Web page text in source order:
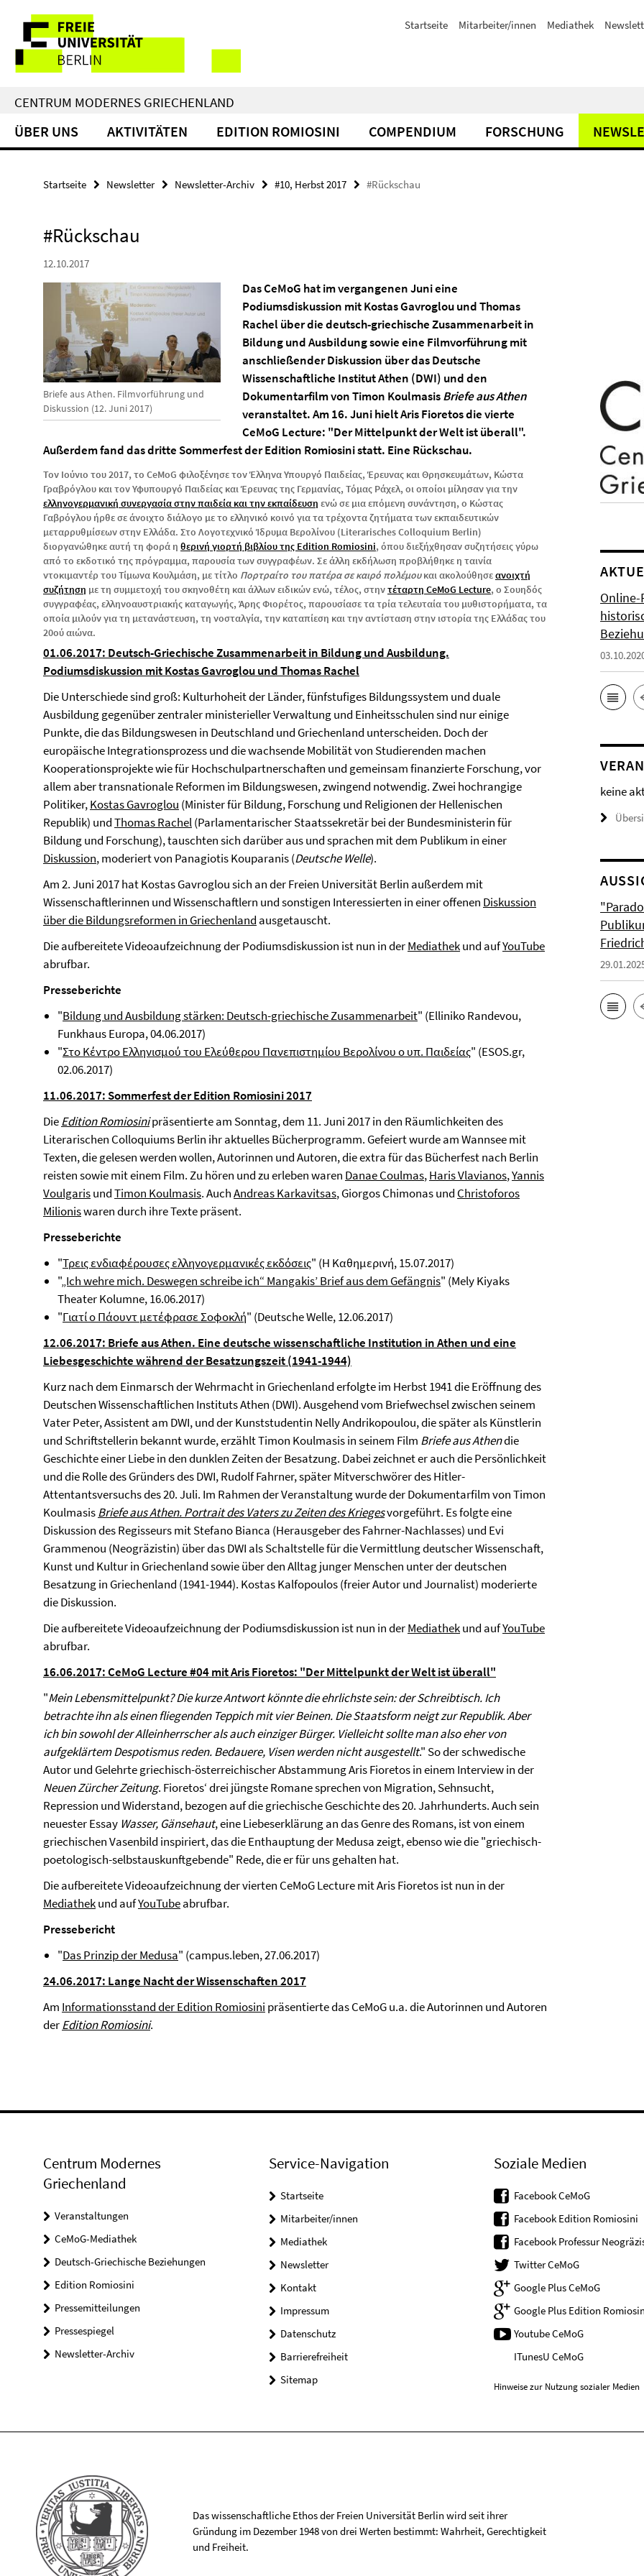
direkt
Inhalt
Service-
Navigation
Startseite Mitarbeiter/innen Mediathek
CENTRUM MODERNES GRIECHENLAND
ÜBER UNS AKTIVITÄTEN EDITION ROMIOSINI COMPENDIUM FORSCHUNG
Startseite Newsletter Newsletter-Archiv #10, Herbst 2017 #Rückschau
#Rückschau
12.10.2017
Briefe aus Athen. Filmvorführung und
Diskussion (12. Juni 2017)
Das CeMoG hat im vergangenen Juni eine
Podiumsdiskussion mit Kostas Gavroglou und Thomas
Rachel über die deutsch-griechische Zusammenarbeit in
Bildung und Ausbildung sowie eine Filmvorführung mit
anschließender Diskussion über das Deutsche
Wissenschaftliche Institut Athen (DWI) und den
Dokumentarfilm von Timon KoulmasisBriefe aus Athen
veranstaltet. Am 16. Juni hielt Aris Fioretos die vierte
CeMoG Lecture: "Der Mittelpunkt der Welt ist überall".
Außerdem fand das dritte Sommerfest der Edition Romiosini statt. Eine Rückschau.
Τον Ιούνιο του 2017, το CeMoG φιλοξένησε τον Έλληνα Υπουργό Παιδείας, Έρευνας και Θρησκευμάτων, Κώστα
Γραβρόγλου και τον Υφυπουργό Παιδείας και Έρευνας της Γερμανίας, Τόμας Ράχελ, οι οποίοι μίλησαν για την
ελληνογερμανική συνεργασία στην παιδεία και την εκπαίδευση ενώ σε μια επόμενη συνάντηση, ο Κώστας
Γαβρόγλου ήρθε σε άνοιχτο διάλογο με το ελληνικό κοινό για τα τρέχοντα ζητήματα των εκπαιδευτικών
μεταρρυθμίσεων στην Ελλάδα. Στο Λογοτεχνικό Ίδρυμα Βερολίνου (Literarisches Colloquium Berlin)
διοργανώθηκε αυτή τη φορά η θερινή γιορτή βιβλίου της Edition Romiosini, όπου διεξήχθησαν συζητήσεις γύρω
από το εκδοτικό της πρόγραμμα, παρουσία των συγγραφέων. Σε άλλη εκδήλωση προβλήθηκε η ταινία
ντοκιμαντέρ του Τίμωνα Κουλμάση, με τίτλο Πορτραίτο του πατέρα σε καιρό πολέμουκαι ακολούθησεανοιχτή
συζήτηση με τη συμμετοχή του σκηνοθέτη και άλλων ειδικών ενώ, τέλος, στηντέταρτη CeMoG Lecture, o Σουηδός
συγγραφέας, ελληνοαυστριακής καταγωγής, Άρης Φιορέτος, παρουσίασε τα τρία τελευταία του μυθιστορήματα, τα
οποία μιλούν για τη μετανάστευση, τη νοσταλγία, την καταπίεση και την αντίσταση στην ιστορία της Ελλάδας του
20ού αιώνα.
01.06.2017: Deutsch-Griechische Zusammenarbeit in Bildung und Ausbildung.
Podiumsdiskussion mit Kostas Gavroglou und Thomas Rachel
Die Unterschiede sind groß: Kulturhoheit der Länder, fünfstufiges Bildungssystem und duale
Ausbildung gegenüber zentraler ministerieller Verwaltung und Einheitsschulen sind nur einige
Punkte, die das Bildungswesen in Deutschland und Griechenland unterscheiden. Doch der
europäische Integrationsprozess und die wachsende Mobilität von Studierenden machen
Kooperationsprojekte wie für Hochschulpartnerschaften und gemeinsam finanzierte Forschung, vor
allem aber transnationale Reformen im Bildungswesen, zwingend notwendig. Zwei hochrangige
Politiker,Kostas Gavroglou (Minister für Bildung, Forschung und Religionen der Hellenischen
Republik) undThomas Rachel(Parlamentarischer Staatssekretär bei der Bundesministerin für
Bildung und Forschung), tauschten sich darüber aus und sprachen mit dem Publikum in einer
Diskussion, moderiert von Panagiotis Kouparanis (Deutsche Welle).
Am 2. Juni 2017 hat Kostas Gavroglou sich an der Freien Universität Berlin außerdem mit
Wissenschaftlerinnen und Wissenschaftlern und sonstigen Interessierten in einer offenen Diskussion
über die Bildungsreformen in Griechenland ausgetauscht.
Die aufbereitete Videoaufzeichnung der Podiumsdiskussion ist nun in derMediathekund aufYouTube
abrufbar.
Presseberichte
"Bildung und Ausbildung stärken: Deutsch-griechische Zusammenarbeit" (Elliniko Randevou,
Funkhaus Europa, 04.06.2017)
"Στο Κέντρο Ελληνισμού του Ελεύθερου Πανεπιστημίου Βερολίνου ο υπ. Παιδείας" (ESOS.gr,
02.06.2017)
11.06.2017: Sommerfest der Edition Romiosini 2017
DieEdition Romiosinipräsentierte am Sonntag, dem 11. Juni 2017 in den Räumlichkeiten des
Literarischen Colloquiums Berlin ihr aktuelles Bücherprogramm. Gefeiert wurde am Wannsee mit
Texten, die gelesen werden wollen, Autorinnen und Autoren, die extra für das Bücherfest nach Berlin
reisten sowie mit einem Film. Zu hören und zu erleben waren Danae Coulmas,Haris Vlavianos,Yannis
VoulgarisundTimon Koulmasis. AuchAndreas Karkavitsas, Giorgos Chimonas und Christoforos
Milioniswaren durch ihre Texte präsent.
Presseberichte
"Τρεις ενδιαφέρουσες ελληνογερμανικές εκδόσεις" (Η Καθημερινή, 15.07.2017)
"„Ich wehre mich. Deswegen schreibe ich“ Mangakis’ Brief aus dem Gefängnis" (Mely Kiyaks
Theater Kolumne, 16.06.2017)
"Γιατί ο Πάουντ μετέφρασε Σοφοκλή" (Deutsche Welle, 12.06.2017)
12.06.2017: Briefe aus Athen. Eine deutsche wissenschaftliche Institution in Athen und eine
Liebesgeschichte während der Besatzungszeit (1941-1944)
Kurz nach dem Einmarsch der Wehrmacht in Griechenland erfolgte im Herbst 1941 die Eröffnung des
Deutschen Wissenschaftlichen Instituts Athen (DWI). Ausgehend vom Briefwechsel zwischen seinem
Vater Peter, Assistent am DWI, und der Kunststudentin Nelly Andrikopoulou, die später als Künstlerin
und Schriftstellerin bekannt wurde, erzählt Timon Koulmasis in seinem Film Briefe aus Athendie
Geschichte einer Liebe in den dunklen Zeiten der Besatzung. Dabei zeichnet er auch die Persönlichkeit
und die Rolle des Gründers des DWI, Rudolf Fahrner, später Mitverschwörer des Hitler-
Attentantsversuchs des 20. Juli. Im Rahmen der Veranstaltung wurde der Dokumentarfilm von Timon
KoulmasisBriefe aus Athen. Portrait des Vaters zu Zeiten des Kriegesvorgeführt. Es folgte eine
Diskussion des Regisseurs mit Stefano Bianca (Herausgeber des Fahrner-Nachlasses) und Evi
Grammenou (Neogräzistin) über das DWI als Schaltstelle für die Vermittlung deutscher Wissenschaft,
Kunst und Kultur in Griechenland sowie über den Alltag junger Menschen unter der deutschen
Besatzung in Griechenland (1941-1944). Kostas Kalfopoulos (freier Autor und Journalist) moderierte
die Diskussion.
Die aufbereitete Videoaufzeichnung der Podiumsdiskussion ist nun in derMediathekund aufYouTube
abrufbar.
16.06.2017: CeMoG Lecture #04 mit Aris Fioretos: "Der Mittelpunkt der Welt ist überall"
"Mein Lebensmittelpunkt? Die kurze Antwort könnte die ehrlichste sein: der Schreibtisch. Ich
betrachte ihn als einen fliegenden Teppich mit vier Beinen. Die Staatsform neigt zur Republik. Aber
ich bin sowohl der Alleinherrscher als auch einziger Bürger. Vielleicht sollte man also eher von
aufgeklärtem Despotismus reden. Bedauere, Visen werden nicht ausgestellt." So der schwedische
Autor und Gelehrte griechisch-österreichischer Abstammung Aris Fioretos in einem Interview in der
Neuen Zürcher Zeitung. Fioretos‘ drei jüngste Romane sprechen von Migration, Sehnsucht,
Repression und Widerstand, bezogen auf die griechische Geschichte des 20. Jahrhunderts. Auch sein
neuester Essay Wasser, Gänsehaut, eine Liebeserklärung an das Genre des Romans, ist von einem
griechischen Vasenbild inspiriert, das die Enthauptung der Medusa zeigt, ebenso wie die "griechisch-
poetologisch-selbstauskunftgebende" Rede, die er für uns gehalten hat.
Die aufbereitete Videoaufzeichnung der vierten CeMoG Lecture mit Aris Fioretos ist nun in der
Mediathekund aufYouTubeabrufbar.
Pressebericht
"Das Prinzip der Medusa" (campus.leben, 27.06.2017)
24.06.2017: Lange Nacht der Wissenschaften 2017
Am Informationsstand der Edition Romiosini präsentierte das CeMoG u.a. die Autorinnen und Autoren
derEdition Romiosini.
keine
Centrum Modernes
Griechenland
Veranstaltungen
CeMoG-Mediathek
Deutsch-Griechische Beziehungen
Edition Romiosini
Pressemitteilungen
Pressespiegel
Newsletter-Archiv
Service-Navigation
Startseite
Mitarbeiter/innen
Mediathek
Newsletter
Kontakt
Impressum
Datenschutz
Barrierefreiheit
Sitemap
Soziale Medien
Facebook CeMoG
Facebook Edition Romiosini
Facebook Professur
Twitter CeMoG
Google Plus CeMoG
Google Plus Edition
Youtube CeMoG
ITunesU CeMoG
Hinweise zur Nutzung sozialer Medien
Das wissenschaftliche Ethos der Freien Universität Berlin wird seit ihrer
Gründung im Dezember 1948 von drei Werten bestimmt: Wahrheit, Gerechtigkeit
und Freiheit.